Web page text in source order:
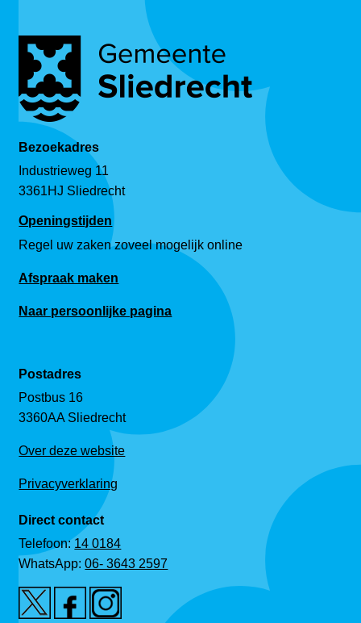
Bezoekadres
Industrieweg 11
3361HJ Sliedrecht
Openingstijden
Regel uw zaken zoveel mogelijk online
Afspraak maken
Naar persoonlijke pagina
Postadres
Postbus 16
3360AA Sliedrecht
Over deze website
Privacyverklaring
Direct contact
Telefoon:14 0184
WhatsApp:06- 3643 2597